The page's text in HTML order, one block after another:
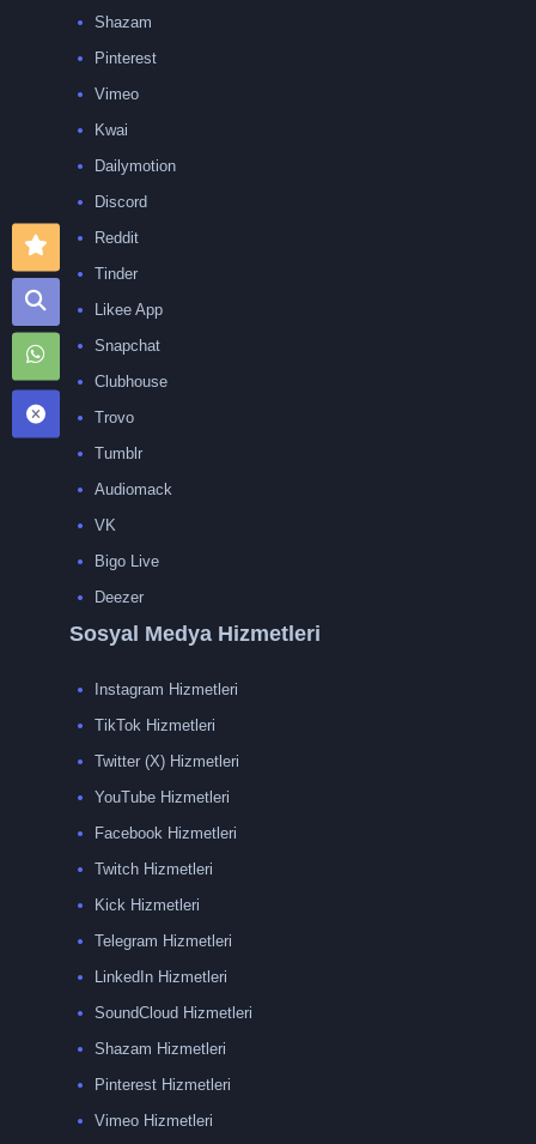
Shazam
Pinterest
Vimeo
Kwai
Dailymotion
Discord
Reddit
Tinder
Likee App
Snapchat
Clubhouse
Trovo
Tumblr
Audiomack
VK
Bigo Live
Deezer
Sosyal Medya Hizmetleri
Instagram Hizmetleri
TikTok Hizmetleri
Twitter (X) Hizmetleri
YouTube Hizmetleri
Facebook Hizmetleri
Twitch Hizmetleri
Kick Hizmetleri
Telegram Hizmetleri
LinkedIn Hizmetleri
SoundCloud Hizmetleri
Shazam Hizmetleri
Pinterest Hizmetleri
Vimeo Hizmetleri